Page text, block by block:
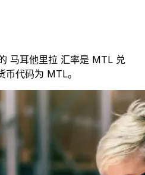
马耳他里拉 汇率是 MTL 兑
代码为 MTL。